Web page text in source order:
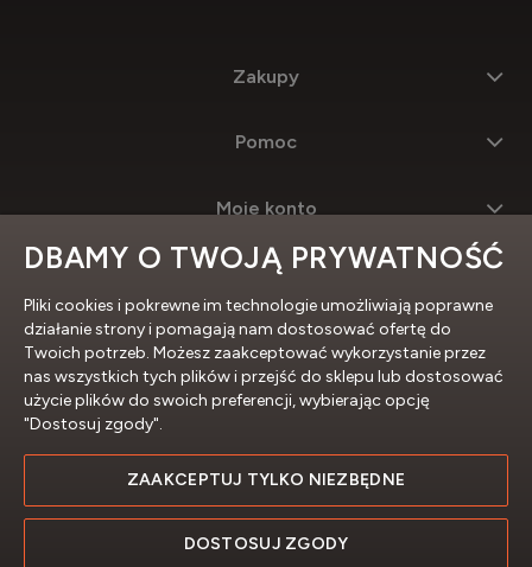
Zakupy
Pomoc
Moje konto
Informacje
Profesjonalne sklepy internetowe
DBAMY O TWOJĄ PRYWATNOŚĆ
Pliki cookies i pokrewne im technologie umożliwiają poprawne
działanie strony i pomagają nam dostosować ofertę do
Twoich potrzeb. Możesz zaakceptować wykorzystanie przez
nas wszystkich tych plików i przejść do sklepu lub dostosować
użycie plików do swoich preferencji, wybierając opcję
"Dostosuj zgody".
ZAAKCEPTUJ TYLKO NIEZBĘDNE
DOSTOSUJ ZGODY